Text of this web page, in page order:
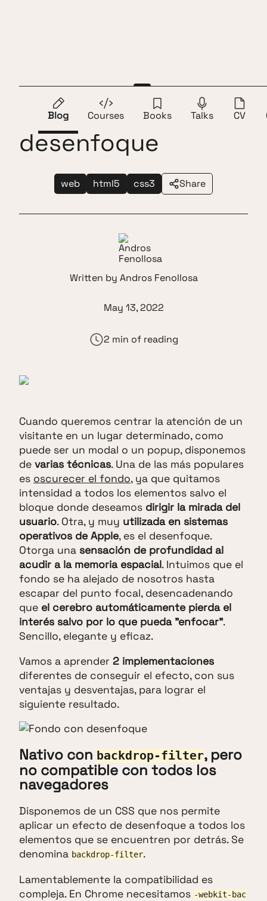
Skip to content
Blog
Courses Books Talks CV
Focalizar mediante
desenfoque
web html5 css3 Share
Cuando queremos centrar la atención de un
visitante en un lugar determinado, como
puede ser un modal o un popup, disponemos
de varias técnicas. Una de las más populares
es oscurecer el fondo, ya que quitamos
intensidad a todos los elementos salvo el
bloque donde deseamos dirigir la mirada del
usuario. Otra, y muy utilizada en sistemas
operativos de Apple, es el desenfoque.
Otorga una sensación de profundidad al
acudir a la memoria espacial. Intuimos que el
fondo se ha alejado de nosotros hasta
escapar del punto focal, desencadenando
que el cerebro automáticamente pierda el
interés salvo por lo que pueda "enfocar".
Sencillo, elegante y eficaz.
Vamos a aprender 2 implementaciones
diferentes de conseguir el efecto, con sus
ventajas y desventajas, para lograr el
siguiente resultado.
Nativo con backdrop-filter, pero
no compatible con todos los
navegadores
Disponemos de un CSS que nos permite
aplicar un efecto de desenfoque a todos los
elementos que se encuentren por detrás. Se
denomina backdrop-filter.
Lamentablemente la compatibilidad es
compleja. En Chrome necesitamos -webkit-bac
Written by Andros Fenollosa
May 13, 2022
2 min of reading